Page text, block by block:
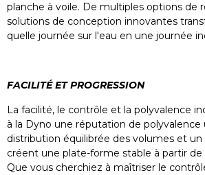
planche à voile. De multiples options de
solutions de conception innovantes
quelle journée sur l'eau en une journée
FACILITÉ ET PROGRESSION
La facilité, le contrôle et la polyvalence
à la Dyno une réputation de polyvalence
distribution équilibrée des volumes et
créent une plate-forme stable à partir de
Que vous cherchiez à maîtriser le